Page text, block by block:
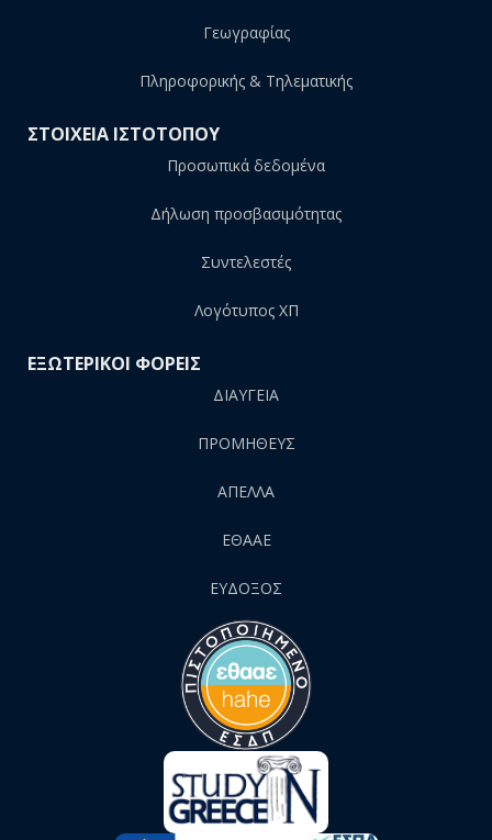
Γεωγραφίας
Πληροφορικής & Τηλεματικής
ΣΤΟΙΧΕΙΑ ΙΣΤΟΤΟΠΟΥ
Προσωπικά δεδομένα
Δήλωση προσβασιμότητας
Συντελεστές
Λογότυπος ΧΠ
ΕΞΩΤΕΡΙΚΟΙ ΦΟΡΕΙΣ
ΔΙΑΥΓΕΙΑ
ΠΡΟΜΗΘΕΥΣ
AΠΕΛΛΑ
ΕΘΑΑΕ
ΕΥΔΟΞΟΣ